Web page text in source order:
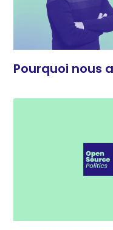
Pourquoi nous